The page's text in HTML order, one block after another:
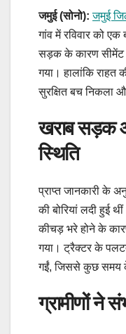
जमुई (सोनो): जमुई
गांव में रविवार को
सड़क के कारण सीमेंट
गया। हालांकि राहत
सुरक्षित बच निकला
खराब सड़क
स्थिति
प्राप्त जानकारी के
की बोरियां लदी हुई
कीचड़ भरे होने के
गया। ट्रैक्टर के
गईं, जिससे कुछ समय के
ग्रामीणों ने